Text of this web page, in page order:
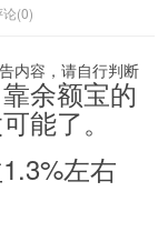
论(0)
内容，请自行判断
余额宝的
能了。
左右